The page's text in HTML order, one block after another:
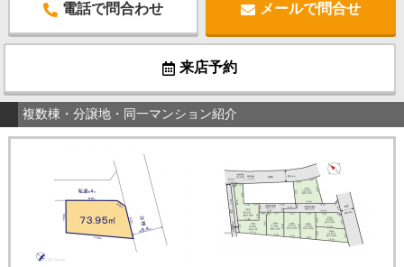
電話で問合わせ メールで問合せ
来店予約
複数棟・分譲地・同一マンション紹介